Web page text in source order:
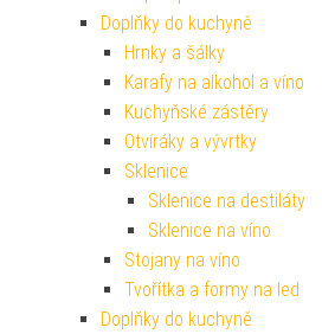
Doplňky do kuchyně
Hrnky a šálky
Karafy na alkohol a víno
Kuchyňské zástěry
Otvíráky a vývrtky
Sklenice
Sklenice na destiláty
Sklenice na víno
Stojany na víno
Tvořítka a formy na led
Doplňky do kuchyně